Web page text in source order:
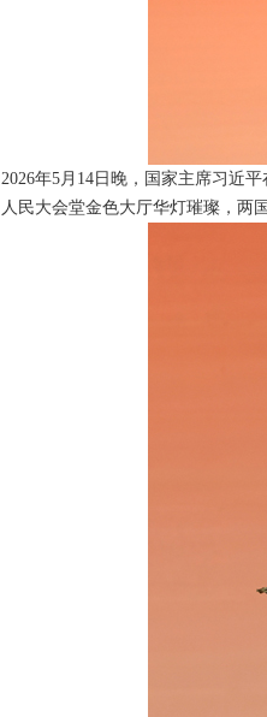
2026年5月14日晚，国家主席习近
人民大会堂金色大厅华灯璀璨，两